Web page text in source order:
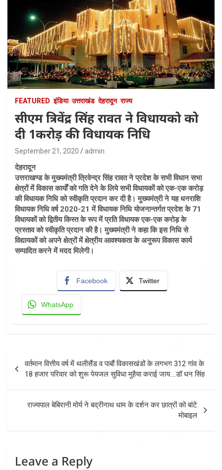
FEATURED इंडिया उत्तराखंड देहरादून राज्य
सीएम त्रिवेंद्र सिंह रावत ने विधायको को
दी 1करोड़ की विधायक निधि
September 21, 2020 admin
देहरादून
उत्तराखण्ड के मुख्यमंत्री त्रिवेन्द्र सिंह रावत ने प्रदेश के सभी विधान सभा
क्षेत्रों में विकास कार्यों को गति देने के लिये सभी विधायकों को एक-एक करोड़
की विधायक निधि को स्वीकृति प्रदान कर दी है। मुख्यमंत्री ने यह धनराशि
विधायक निधि वर्ष 2020-21 में विधायक निधि योजनान्तर्गत प्रदेश के 71
विधायकों को द्वितीय किस्त के रूप में प्रति विधायक एक-एक करोड़ के
प्रस्ताव को स्वीकृति प्रदान की है। मुख्यमंत्री ने कहा कि इस निधि से
विद्यायकों को अपने क्षेत्रों में क्षेत्रीय आवश्यकता के अनुरूप विकास कार्य
सम्पादित करने में मदद मिलेगी।
Facebook Twitter
WhatsApp
Post
navigation
वर्तमान वित्तीय वर्ष में थलीसैंड व पाबौं विकासखंडों के लगभग 312 गांव के
18 हजार परिवार को शुरू पेयजल सुविधा मुहैया कराई जाय….डॉ धन सिंह
राज्यपाल बेबिरानी मोर्य ने बद्रीनाथ धाम के दर्शन कर छात्रों को बांटे
मोबाइल
Leave a Reply